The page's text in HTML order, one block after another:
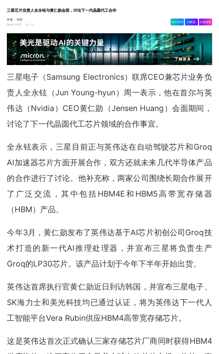
三星芯片负责人全永铉与黄仁勋会面，讨论下一代晶圆代工合作
作者：张杰
06-09 10:07
1.2w
相关舆情 AI解读 生成海报
三星电子（Samsung Electronics）联席CEO兼芯片业务负
责人全永铉（Jun Young-hyun）周一表示，他在首尔与英
伟达（Nvidia）CEO黄仁勋（Jensen Huang）会面期间，
讨论了下一代晶圆代工芯片领域的合作事宜。
全永铉表示，三星目前正与英伟达在自动驾驶芯片和Groq
AI加速器芯片方面开展合作，双方还就未来几代半导体产品
的合作进行了讨论。他补充称，两家公司围绕长期合作展开
了广泛交流，其中包括HBM4E和HBM5高带宽存储器
（HBM）产品。
今年3月，黄仁勋发布了英伟达基于AI芯片初创公司Groq技
术打造的新一代AI推理处理器，并宣布三星将负责生产
Groq的LP30芯片。该产品计划于今年下半年开始出货。
英伟达首席执行官黄仁勋近日到访韩国，并宣布三星电子、
SK海力士和美光科技均已通过认证，将为英伟达下一代人
工智能平台Vera Rubin供应HBM4高带宽存储芯片。
这是英伟达首次正式确认三家存储芯片厂商同时获得HBM4